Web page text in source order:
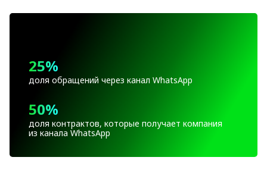
25%
доля обращений через канал WhatsApp
50%
доля контрактов, которые получает компания
из канала WhatsApp